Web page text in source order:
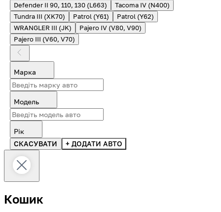
Defender II 90, 110, 130 (L663)
Tacoma IV (N400)
Tundra III (XK70)
Patrol (Y61)
Patrol (Y62)
WRANGLER III (JK)
Pajero IV (V80, V90)
Pajero III (V60, V70)
Марка
Модель
Рік
СКАСУВАТИ
+ ДОДАТИ АВТО
Кошик